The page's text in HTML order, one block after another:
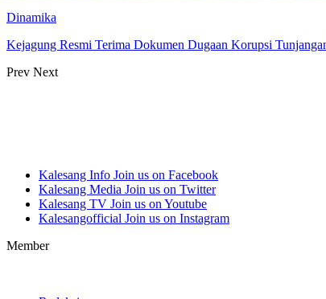
Dinamika
Kejagung Resmi Terima Dokumen Dugaan Korupsi
Prev Next
Kalesang Info Join us on Facebook
Kalesang Media Join us on Twitter
Kalesang TV Join us on Youtube
Kalesangofficial Join us on Instagram
Member